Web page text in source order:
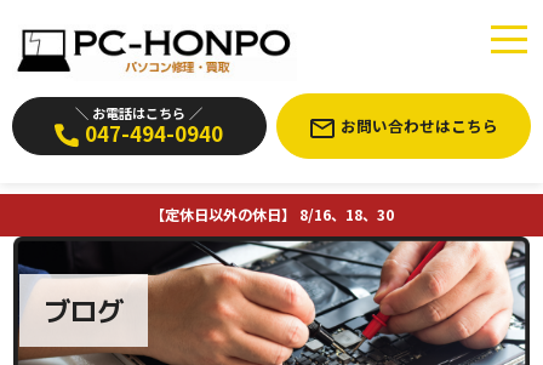
＼ お電話はこちら ／
047-494-0940 お問い合わせはこちら
【定休日以外の休日】 8/16、18、30
ブログ